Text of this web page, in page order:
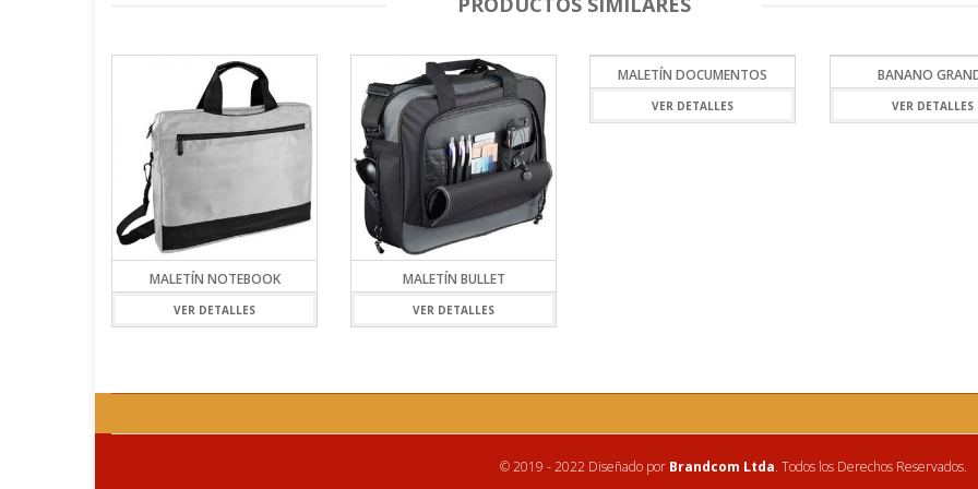
MALETÍN NOTEBOOK
VER DETALLES
MALETÍN BULLET
VER DETALLES
MALETÍN DOCUMENTOS
VER DETALLES
BANANO
VER DETALLES
© 2019 - 2022 Diseñado por Brandcom Ltda. Todos los Derechos Reservados.